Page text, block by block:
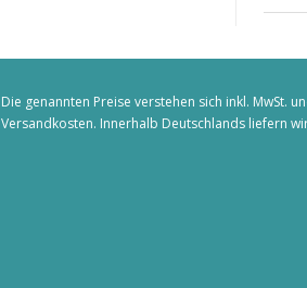
Die genannten Preise verstehen sich inkl. MwSt.
Versandkosten. Innerhalb Deutschlands liefern